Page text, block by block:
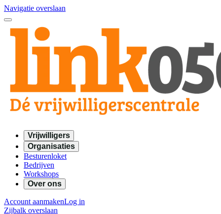
Navigatie overslaan
Vrijwilligers
Organisaties
Besturenloket
Bedrijven
Workshops
Over ons
Account aanmakenLog in
Zijbalk overslaan